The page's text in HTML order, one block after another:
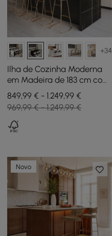
+34
Ilha de Cozinha Moderna
em Madeira de 183 cm com
Gavetas e Armários, Preto
849,99 € - 1.249,99 €
969,99 € - 1.249,99 €
Novo